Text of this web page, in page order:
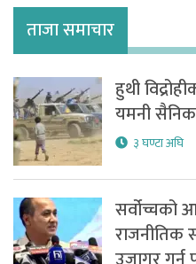
ताजा समाचार
हुथी
यमनी
३ घण्टा अघि
सर्वोच्चको
राजनीतिक